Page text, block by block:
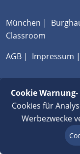
München |
Classroom
AGB | Impressum |
Cookie Warnung-
Cookies für
Werbezwecke